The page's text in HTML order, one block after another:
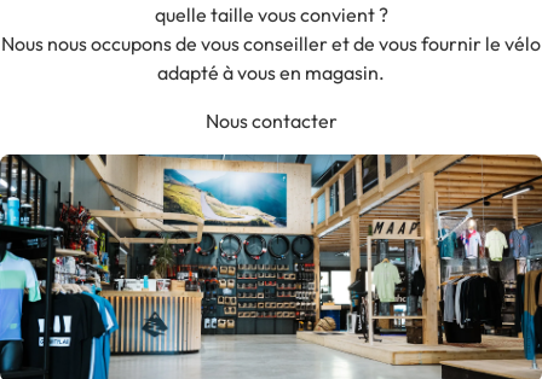
quelle taille vous convient ?
Nous nous occupons de vous conseiller et de vous fournir le vélo
adapté à vous en magasin.
Nous contacter